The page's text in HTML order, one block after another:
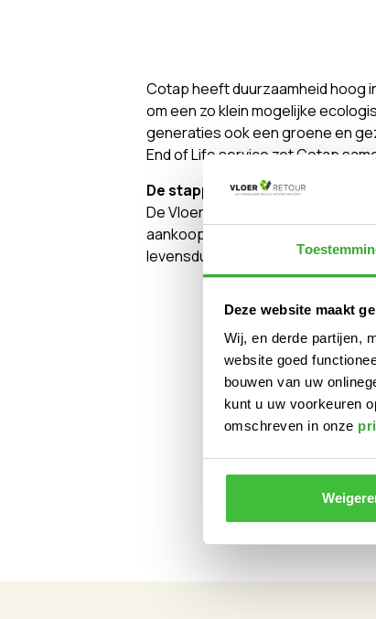
Deze website maakt
Wij, en derde partijen,
website goed
bouwen van uw
kunt u uw voorkeuren
omschreven in onze
Cotap heeft duurzaamheid hoog
om een zo klein mogelijke
generaties ook een groene en
End of Life service zet Cotap
De stappen in het kort
De Vloerretour End of Life
aankoop de vloer voor
levensduur wordt afgehaald.